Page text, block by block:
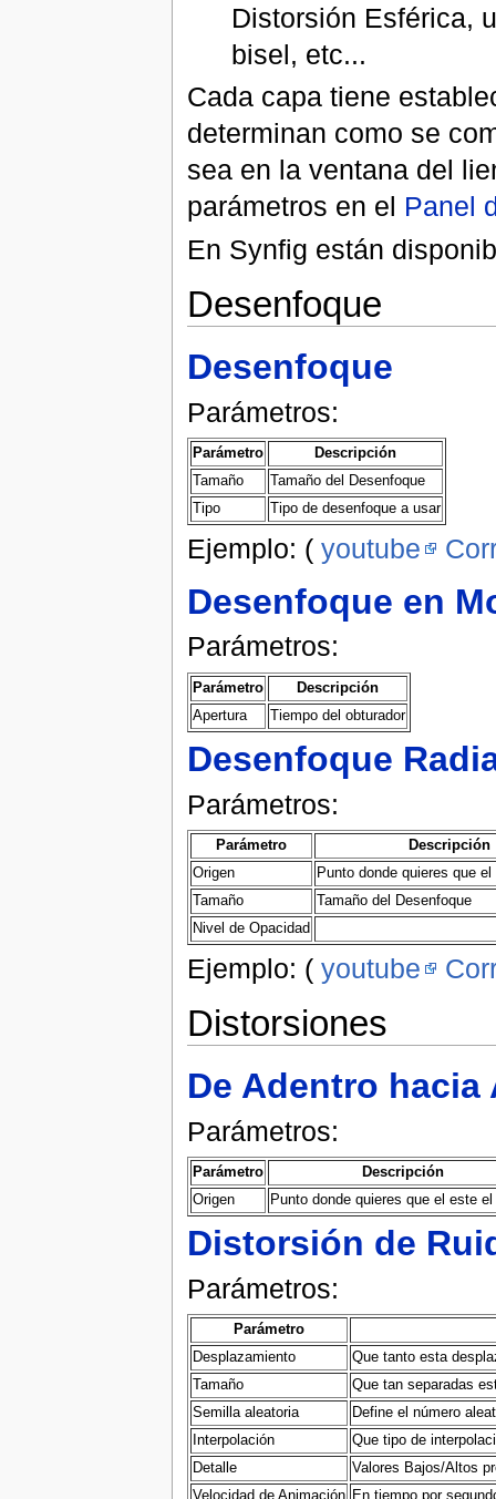
Distorsión Esférica,
bisel, etc...
Cada capa tiene
determinan como se
sea en la ventana del
parámetros en el Panel
En Synfig están
Desenfoque
Desenfoque
Parámetros:
Parámetro
Descripción
Tamaño
Tamaño del Desenfoque
Tipo
Tipo de desenfoque a usar
Ejemplo: ( youtube
Desenfoque en
Parámetros:
Parámetro
Descripción
Apertura
Tiempo del obturador
Desenfoque
Parámetros:
Parámetro
Descripción
Origen
Punto donde quieres que
Tamaño
Tamaño del Desenfoque
Nivel de Opacidad
Ejemplo: ( youtube
Distorsiones
De Adentro hacia
Parámetros:
Parámetro
Descripción
Origen
Punto donde quieres que el este el
Distorsión de
Parámetros:
Parámetro
Desplazamiento
Que tanto esta
Tamaño
Que tan separadas
Semilla aleatoria
Define el número
Interpolación
Que tipo de
Detalle
Valores Bajos/Altos
Velocidad de Animación En tiempo por